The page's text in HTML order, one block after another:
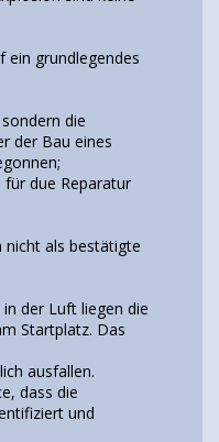
ein grundlegendes
die
der Bau eines
due Reparatur
nicht als bestätigte
der Luft liegen die
Startplatz. Das
ausfallen.
dass die
und